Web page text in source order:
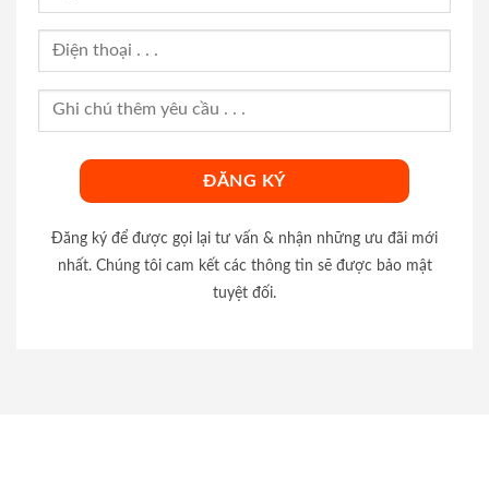
Đăng ký để được gọi lại tư vấn & nhận những ưu đãi mới
nhất. Chúng tôi cam kết các thông tin sẽ được bảo mật
tuyệt đối.